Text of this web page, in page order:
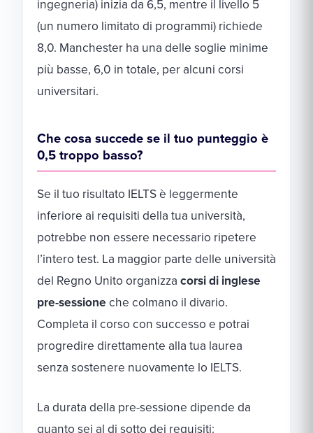
ingegneria) inizia da 6,5, mentre il livello 5
(un numero limitato di programmi) richiede
8,0. Manchester ha una delle soglie minime
più basse, 6,0 in totale, per alcuni corsi
universitari.
Che cosa succede se il tuo punteggio è
0,5 troppo basso?
Se il tuo risultato IELTS è leggermente
inferiore ai requisiti della tua università,
potrebbe non essere necessario ripetere
l’intero test. La maggior parte delle università
del Regno Unito organizza corsi di inglese
pre-sessione che colmano il divario.
Completa il corso con successo e potrai
progredire direttamente alla tua laurea
senza sostenere nuovamente lo IELTS.
La durata della pre-sessione dipende da
quanto sei al di sotto dei requisiti: